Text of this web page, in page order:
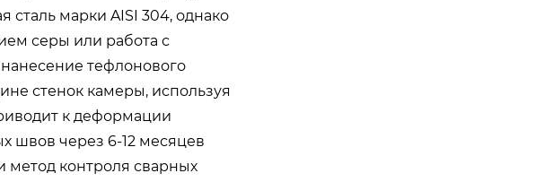
марки AISI 304, однако
серы или работа с
тефлонового
стенок камеры, используя
к деформации
швов через 6-12 месяцев
метод контроля сварных